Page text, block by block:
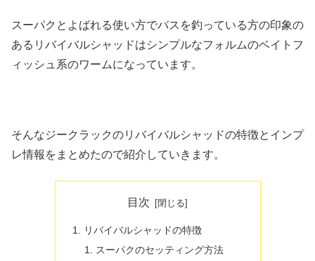
スーパクとよばれる使い方でバスを釣っている方の印象の
あるリバイバルシャッドはシンプルなフォルムのベイトフ
ィッシュ系のワームになっています。
そんなジークラックのリバイバルシャッドの特徴とインプ
レ情報をまとめたので紹介していきます。
目次
リバイバルシャッドの特徴
スーパクのセッティング方法